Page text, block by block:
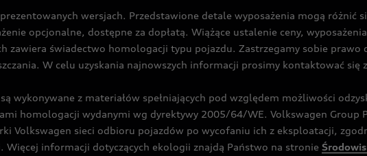
wersjach. Przedstawione detale wyposażenia mogą różnić
opcjonalne, dostępne za dopłatą. Wiążące ustalenie ceny,
zawiera świadectwo homologacji typu pojazdu. Zastrzegamy sobie prawo
W celu uzyskania najnowszych informacji prosimy kontaktować się
wykonywane z materiałów spełniających pod względem możliwości
homologacji wydanymi wg dyrektywy 2005/64/WE. Volkswagen Group
Volkswagen sieci odbioru pojazdów po wycofaniu ich z eksploatacji,
informacji dotyczących ekologii znajdą Państwo na stronie